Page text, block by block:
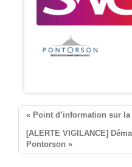
« Point d’information sur la
[ALERTE VIGILANCE]
Pontorson »